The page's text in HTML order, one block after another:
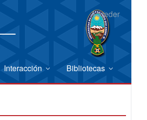
Acceder
Interacción Bibliotecas